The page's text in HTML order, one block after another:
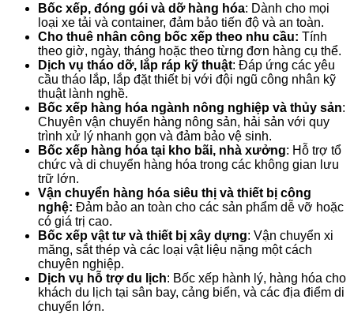
Bốc xếp, đóng gói và dỡ hàng hóa: Dành cho mọi
loại xe tải và container, đảm bảo tiến độ và an toàn.
Cho thuê nhân công bốc xếp theo nhu cầu: Tính
theo giờ, ngày, tháng hoặc theo từng đơn hàng cụ thể.
Dịch vụ tháo dỡ, lắp ráp kỹ thuật: Đáp ứng các yêu
cầu tháo lắp, lắp đặt thiết bị với đội ngũ công nhân kỹ
thuật lành nghề.
Bốc xếp hàng hóa ngành nông nghiệp và thủy sản:
Chuyên vận chuyển hàng nông sản, hải sản với quy
trình xử lý nhanh gọn và đảm bảo vệ sinh.
Bốc xếp hàng hóa tại kho bãi, nhà xưởng: Hỗ trợ tổ
chức và di chuyển hàng hóa trong các không gian lưu
trữ lớn.
Vận chuyển hàng hóa siêu thị và thiết bị công
nghệ: Đảm bảo an toàn cho các sản phẩm dễ vỡ hoặc
có giá trị cao.
Bốc xếp vật tư và thiết bị xây dựng: Vận chuyển xi
măng, sắt thép và các loại vật liệu nặng một cách
chuyên nghiệp.
Dịch vụ hỗ trợ du lịch: Bốc xếp hành lý, hàng hóa cho
khách du lịch tại sân bay, cảng biển, và các địa điểm di
chuyển lớn.